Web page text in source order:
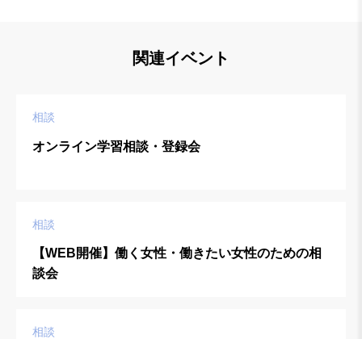
関連イベント
相談
オンライン学習相談・登録会
相談
【WEB開催】働く女性・働きたい女性のための相
談会
相談